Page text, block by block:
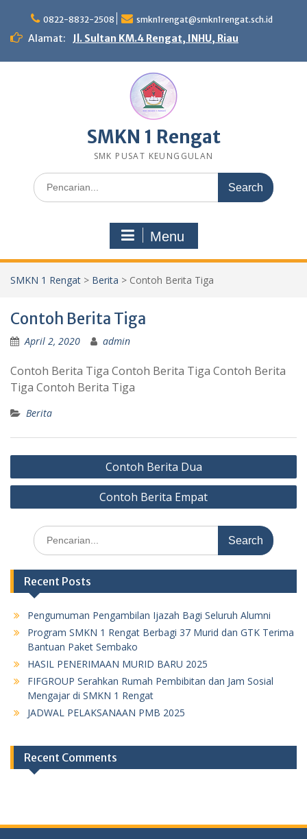
content
0822-8832-2508 smkn1rengat@smkn1rengat.sch.id
Alamat: Jl. Sultan KM.4 Rengat, INHU, Riau
SMKN 1 Rengat
SMK PUSAT KEUNGGULAN
Search
for:
Menu
SMKN 1 Rengat > Berita > Contoh Berita Tiga
Contoh Berita Tiga
April 2, 2020 admin
Contoh Berita Tiga Contoh Berita Tiga Contoh Berita
Tiga Contoh Berita Tiga
Berita
Post
navigation
Contoh Berita Dua
Contoh Berita Empat
Search
for:
Recent Posts
Pengumuman Pengambilan Ijazah Bagi Seluruh Alumni
Program SMKN 1 Rengat Berbagi 37 Murid dan GTK Terima
Bantuan Paket Sembako
HASIL PENERIMAAN MURID BARU 2025
FIFGROUP Serahkan Rumah Pembibitan dan Jam Sosial
Mengajar di SMKN 1 Rengat
JADWAL PELAKSANAAN PMB 2025
Recent Comments